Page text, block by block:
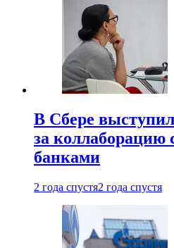
В Сбере
за коллаборацию
банками
2 года спустя2 года спустя